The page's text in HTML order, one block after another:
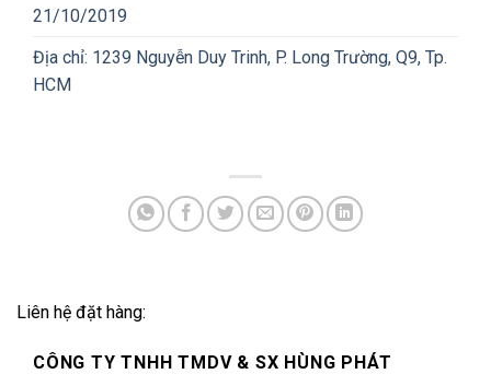
21/10/2019
Địa chỉ: 1239 Nguyễn Duy Trinh, P. Long Trường, Q9, Tp.
HCM
Liên hệ đặt hàng:
CÔNG TY TNHH TMDV & SX HÙNG PHÁT